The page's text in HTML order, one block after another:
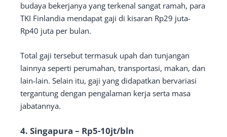
budaya bekerjanya yang terkenal sangat ramah, para
TKI Finlandia mendapat gaji di kisaran Rp29 juta-
Rp40 juta per bulan.
Total gaji tersebut termasuk upah dan tunjangan
lainnya seperti perumahan, transportasi, makan, dan
lain-lain. Selain itu, gaji yang didapatkan bervariasi
tergantung dengan pengalaman kerja serta masa
jabatannya.
4. Singapura – Rp5-10jt/bln